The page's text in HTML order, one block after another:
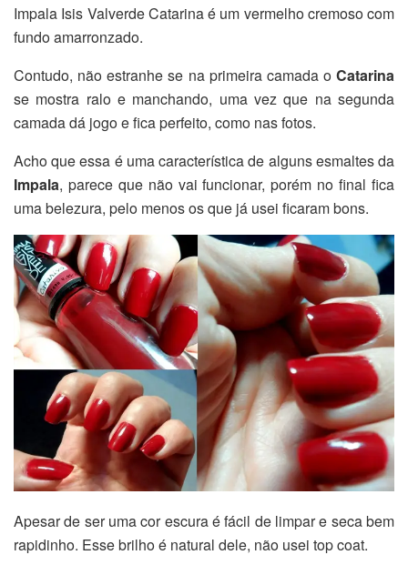
Impala Isis Valverde Catarina é um vermelho cremoso com
fundo amarronzado.
Contudo, não estranhe se na primeira camada o Catarina
se mostra ralo e manchando, uma vez que na segunda
camada dá jogo e fica perfeito, como nas fotos.
Acho que essa é uma característica de alguns esmaltes da
Impala, parece que não vai funcionar, porém no final fica
uma belezura, pelo menos os que já usei ficaram bons.
Apesar de ser uma cor escura é fácil de limpar e seca bem
rapidinho. Esse brilho é natural dele, não usei top coat.